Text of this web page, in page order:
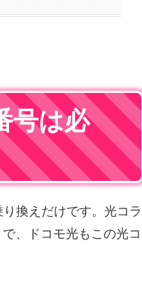
号は必
換えだけです。光コラ
、ドコモ光もこの光コ